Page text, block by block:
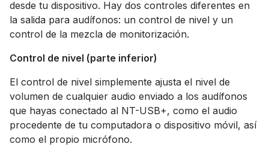
desde tu dispositivo. Hay dos controles diferentes en
la salida para audífonos: un control de nivel y un
control de la mezcla de monitorización.
Control de nivel (parte inferior)
El control de nivel simplemente ajusta el nivel de
volumen de cualquier audio enviado a los audífonos
que hayas conectado al NT-USB+, como el audio
procedente de tu computadora o dispositivo móvil, así
como el propio micrófono.